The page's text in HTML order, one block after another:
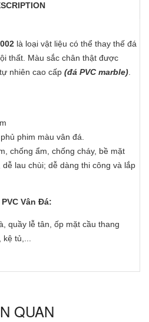
là loại vật liệu có thể thay thế đá
thất. Màu sắc chân thật được
nhiên cao cấp (đá PVC marble)
phim màu vân đá.
chống ẩm, chống cháy, bề mặt
lau chùi; dễ dàng thi công và lắp
Vân Đá:
quầy lễ tân, ốp mặt cầu thang
tủ,...
QUAN